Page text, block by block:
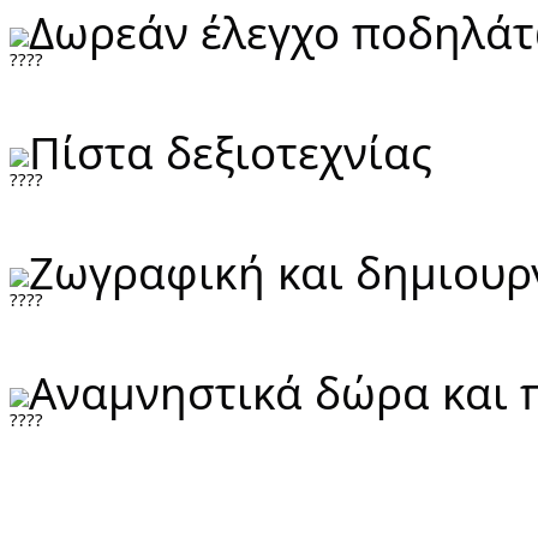
Δωρεάν έλεγχο
Πίστα δεξιοτεχνίας
Ζωγραφική και
Αναμνηστικά δώρα και